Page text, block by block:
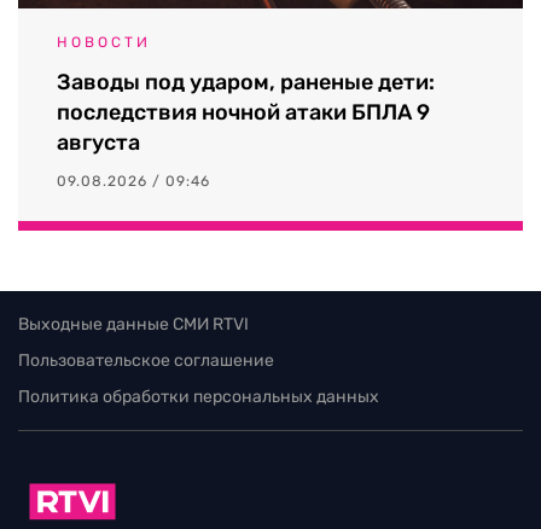
НОВОСТИ
Заводы под ударом, раненые дети:
последствия ночной атаки БПЛА 9
августа
09.08.2026 / 09:46
Выходные данные СМИ RTVI
Пользовательское соглашение
Политика обработки персональных данных